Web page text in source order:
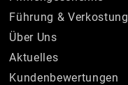
Führung & Verkostung
Über Uns
Aktuelles
Kundenbewertungen